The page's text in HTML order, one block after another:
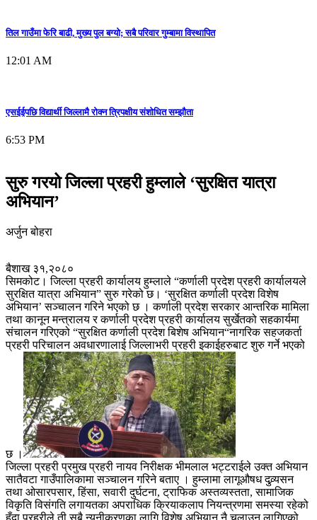
तिल गाउँमा फेरि बाढी, मुख्य पुल बग्यो; सबै परिवार गुम्बामा विस्थापित
12:01 AM
एसईईपछि विद्यार्थी जिल्लामै रोक्न त्रिपक्षीय संशोधित सम्झौता
6:53 PM
सुरु गरयो जिल्ला प्रहरी हुम्लाले ‘सुरक्षित यात्रा
अभियान’
अर्जुन बोहरा
बैशाख ३१,२०८०
सिमकोट। जिल्ला प्रहरी कार्यालय हुम्लाले “कर्णाली प्रदेश प्रहरी कार्यालयले
सुरक्षित यात्रा अभियान” सुरु गरेको छ। ‘सुरक्षित कर्णाली प्रदेश विशेष
अभियान’ सञ्चालन गरिने भएको छ । कर्णाली प्रदेश सरकार आन्तरिक मामिला
तथा कानून मन्त्रालय र कर्णाली प्रदेश प्रहरी कार्यालय सुर्खेतको सहकार्यमा
संचालन गरिएको “सुरक्षित कर्णाली प्रदेश बिशेष अभियान“नागरिक सहजकर्ता
प्रहरी परिचालन अवधारणालाई जिल्लाभरी प्रहरी इकाईहरुबाट शुरु गर्ने भएको
छ ।
जिल्ला प्रहरी प्रमुख प्रहरी नायव निरीक्षक भीमलाल भट्टराईले उक्त अभियान
सातैवटा गाउँपालिकामा सञ्चालन गरिने बताए । हुम्लामा लागूऔषध दुव्र्यसन
तथा ओसारपसार, हिंसा, सवारी दुर्घटना, ट्राफिक अस्तव्यस्तता, सामाजिक
विकृति विसंगति लगायतका अपराधिक क्रियाकलाप नियन्त्रणमा समस्या रहेको
हुँदा प्रहरीले ती सबै न्यूनीकरणका लागि विशेष अभियान नै चलाउन लागिएको